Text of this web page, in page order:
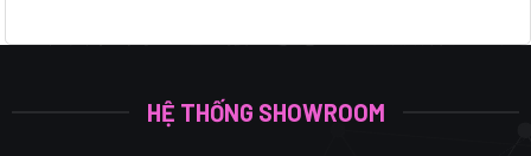
HỆ THỐNG SHOWROOM